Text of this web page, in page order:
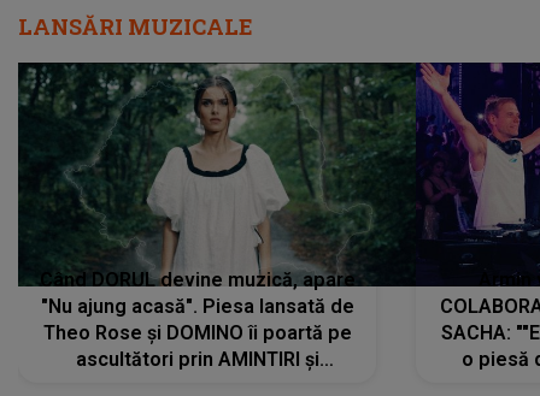
LANSĂRI MUZICALE
Când DORUL devine muzică, apare
"Nu ajung acasă". Piesa lansată de
Theo Rose și DOMINO îi poartă pe
ascultători prin AMINTIRI și
SACHA:
o piesă